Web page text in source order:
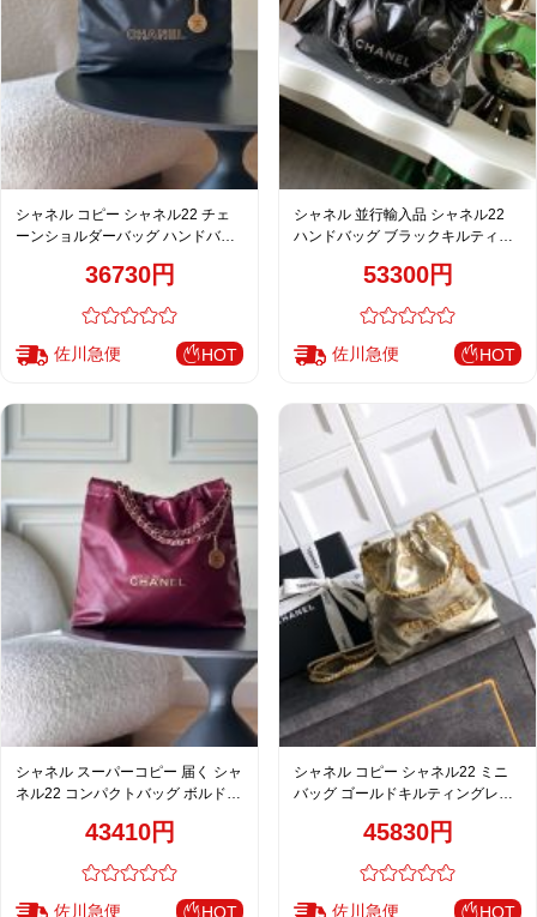
シャネル コピー シャネル22 チェ
ーンショルダーバッグ ハンドバッ
36730円
佐川急便 HOT
シャネル 並行輸入品 シャネル22
ハンドバッグ ブラックキルティン
53300円
佐川急便 HOT
シャネル スーパーコピー 届く シャ
ネル22 コンパクトバッグ ボルドー
43410円
佐川急便 HOT
シャネル コピー シャネル22 ミニ
バッグ ゴールドキルティングレザ
45830円
佐川急便 HOT